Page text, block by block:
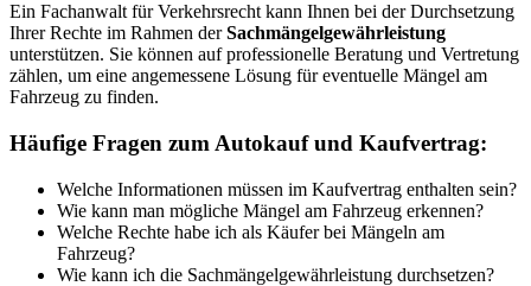
Ein Fachanwalt für Verkehrsrecht kann Ihnen bei der Durchsetzung
Ihrer Rechte im Rahmen derSachmängelgewährleistung
unterstützen. Sie können auf professionelle Beratung und Vertretung
zählen, um eine angemessene Lösung für eventuelle Mängel am
Fahrzeug zu finden.
Häufige Fragen zum Autokauf und Kaufvertrag:
Welche Informationen müssen im Kaufvertrag enthalten sein?
Wie kann man mögliche Mängel am Fahrzeug erkennen?
Welche Rechte habe ich als Käufer bei Mängeln am
Fahrzeug?
Wie kann ich die Sachmängelgewährleistung durchsetzen?